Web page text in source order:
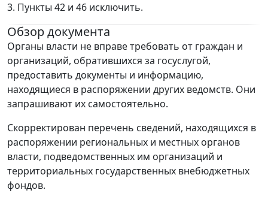
3. Пункты 42 и 46 исключить.
Обзор документа
Органы власти не вправе требовать от граждан и
организаций, обратившихся за госуслугой,
предоставить документы и информацию,
находящиеся в распоряжении других ведомств. Они
запрашивают их самостоятельно.
Скорректирован перечень сведений, находящихся в
распоряжении региональных и местных органов
власти, подведомственных им организаций и
территориальных государственных внебюджетных
фондов.